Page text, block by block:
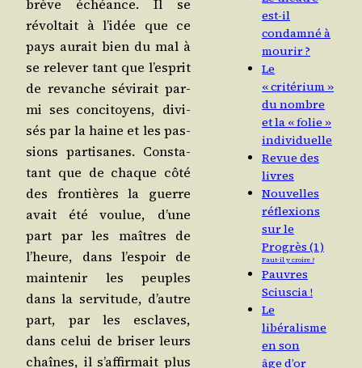
brève échéance. Il se
révol­tait à l’i­dée que ce
pays aurait bien du mal à
se rele­ver tant que l’es­prit
de revanche sévi­rait par­
mi ses conci­toyens, divi­
sés par la haine et les pas­
sions par­ti­sanes. Consta­
tant que de chaque côté
des fron­tières la guerre
avait été vou­lue, d’une
part par les maîtres de
l’heure, dans l’es­poir de
main­te­nir les peuples
dans la ser­vi­tude, d’autre
part, par les esclaves,
dans celui de bri­ser leurs
chaînes, il s’af­fir­mait plus
est-il
condamné à
mourir ?
Le
« critérium »
du nombre
et la « folie »
individuelle
Revue des
livres
Nouvelles
réflexions
sur le
Progrès (1)
Faut-il y croire ?
Pauvres
Sciuscia !
Le
libéralisme
en son
âge d’or